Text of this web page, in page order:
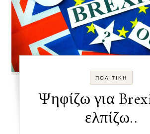
ΠΟΛΙΤΙΚΉ
Ψηφίζω για
ελπίζω..